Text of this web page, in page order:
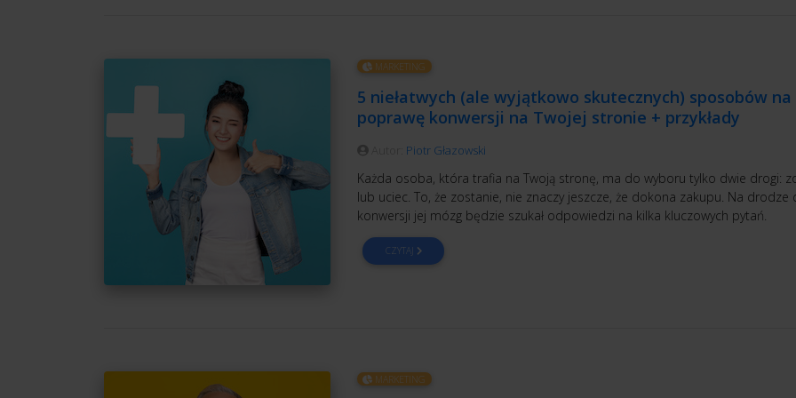
MARKETING
5 niełatwych (ale wyjątkowo skutecznych) sposobów na
poprawę konwersji na Twojej stronie + przykłady
Piotr Głazowski
Każda osoba, która trafia na Twoją stronę, ma do wyboru tylko dwie drogi:
lub uciec. To, że zostanie, nie znaczy jeszcze, że dokona zakupu. Na drodze
konwersji jej mózg będzie szukał odpowiedzi na kilka kluczowych pytań.
CZYTAJ
MARKETING